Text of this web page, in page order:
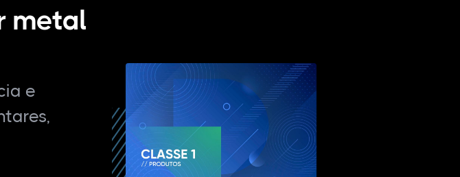
metal
e